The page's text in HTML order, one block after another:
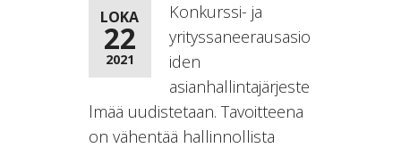
LOKA
22
2021
Konkurssi- ja
yrityssaneerausasio
iden
asianhallintajärjeste
lmää uudistetaan. Tavoitteena
on vähentää hallinnollista